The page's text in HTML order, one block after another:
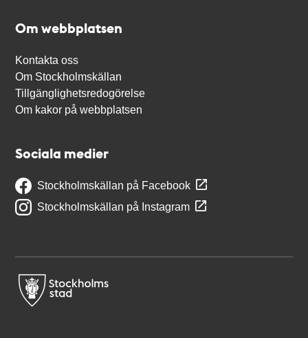
Om webbplatsen
Kontakta oss
Om Stockholmskällan
Tillgänglighetsredogörelse
Om kakor på webbplatsen
Sociala medier
Stockholmskällan på Facebook
Stockholmskällan på Instagram